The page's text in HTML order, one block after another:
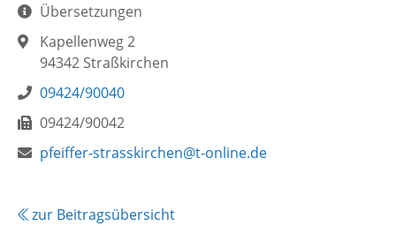
Aufgaben:
Übersetzungen
Adresse:
Kapellenweg 2
94342 Straßkirchen
Telefon:
09424/90040
Fax:09424/90042
E- pfeiffer-strasskirchen@t-online.de
zur Beitragsübersicht